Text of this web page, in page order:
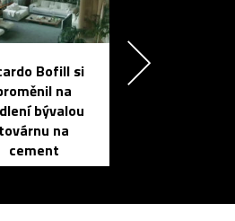
Bofill si
na
bývalou
továrnu na
cement